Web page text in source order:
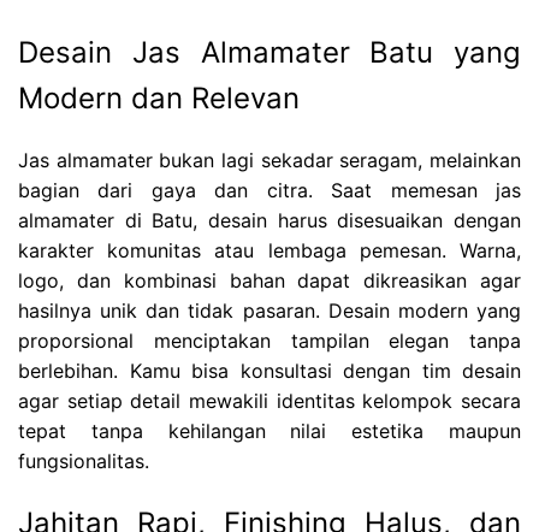
Desain Jas Almamater Batu yang
Modern dan Relevan
Jas almamater bukan lagi sekadar seragam, melainkan
bagian dari gaya dan citra. Saat memesan jas
almamater di Batu, desain harus disesuaikan dengan
karakter komunitas atau lembaga pemesan. Warna,
logo, dan kombinasi bahan dapat dikreasikan agar
hasilnya unik dan tidak pasaran. Desain modern yang
proporsional menciptakan tampilan elegan tanpa
berlebihan. Kamu bisa konsultasi dengan tim desain
agar setiap detail mewakili identitas kelompok secara
tepat tanpa kehilangan nilai estetika maupun
fungsionalitas.
Jahitan Rapi, Finishing Halus, dan